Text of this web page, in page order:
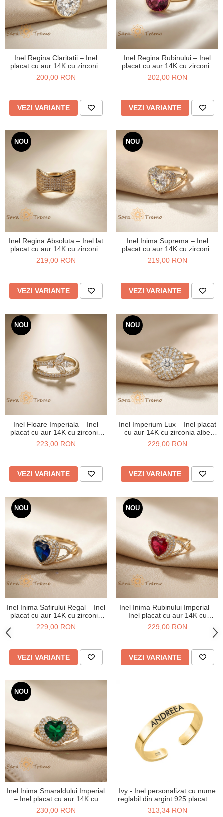
Inel Regina Claritatii – Inel
placat cu aur 14K cu zirconia
rotunda tip diamant
200,00 RON
VEZI VARIANTE
Inel Regina Rubinului – Inel
placat cu aur 14K cu zirconia
magenta
202,00 RON
VEZI VARIANTE
NOU
Inel Regina Absoluta – Inel lat
placat cu aur 14K cu zirconia
albe pavate
219,00 RON
VEZI VARIANTE
NOU
Inel Inima Suprema – Inel
placat cu aur 14K cu zirconia
albe tip diamant
219,00 RON
VEZI VARIANTE
NOU
Inel Floare Imperiala – Inel
placat cu aur 14K cu zirconia
albe tip diamant
223,00 RON
VEZI VARIANTE
NOU
Inel Imperium Lux – Inel placat
cu aur 14K cu zirconia albe
pavate
229,00 RON
VEZI VARIANTE
NOU
Inel Inima Safirului Regal – Inel
placat cu aur 14K cu zirconia
albastre si albe
229,00 RON
VEZI VARIANTE
NOU
Inel Inima Rubinului Imperial –
Inel placat cu aur 14K cu
zirconia rosii si albe
229,00 RON
VEZI VARIANTE
NOU
Inel Inima Smaraldului Imperial
– Inel placat cu aur 14K cu
zirconia verzi si albe
230,00 RON
Ivy - Inel personalizat cu nume
reglabil din argint 925 placat cu
aur galben 24K
313,34 RON